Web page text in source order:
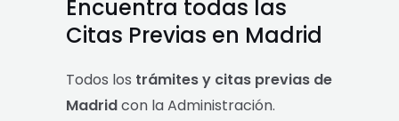
Encuentra todas las
Citas Previas en Madrid
Todos los trámites y citas previas de
Madridcon la Administración.